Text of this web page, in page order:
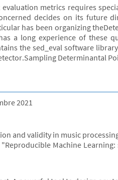
metrics requires
decides on its future
has been organizing
has a long experience of
the sed_eval software
Determinantal
2021
and validity in music
Machine